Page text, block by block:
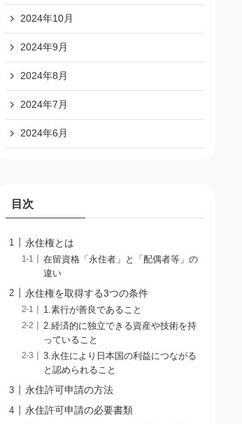
2024年10月
2024年9月
2024年8月
2024年7月
2024年6月
目次
永住権とは
在留資格「永住者」と「配偶者等」の
違い
永住権を取得する3つの条件
1.素行が善良であること
2.経済的に独立できる資産や技術を持
っていること
3.永住により日本国の利益につながる
と認められること
永住許可申請の方法
永住許可申請の必要書類